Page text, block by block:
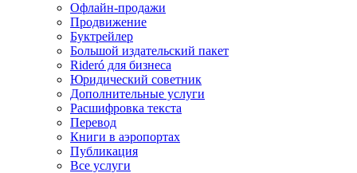
Офлайн-продажи
Продвижение
Буктрейлер
Большой издательский пакет
Rideró для бизнеса
Юридический советник
Дополнительные услуги
Расшифровка текста
Перевод
Книги в аэропортах
Публикация
Все услуги